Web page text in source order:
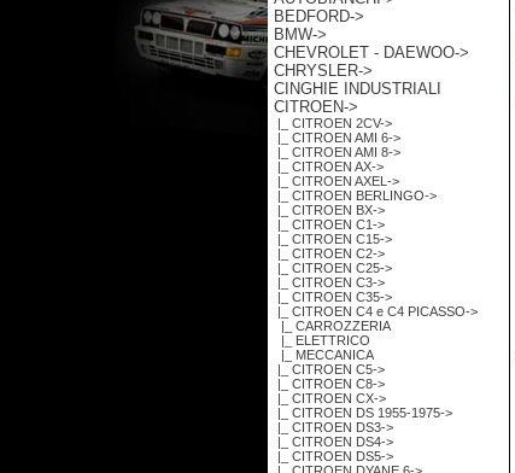
BEDFORD->
BMW->
CHEVROLET - DAEWOO->
CHRYSLER->
CINGHIE INDUSTRIALI
CITROEN->
|_ CITROEN 2CV->
|_ CITROEN AMI 6->
|_ CITROEN AMI 8->
|_ CITROEN AX->
|_ CITROEN AXEL->
|_ CITROEN BERLINGO->
|_ CITROEN BX->
|_ CITROEN C1->
|_ CITROEN C15->
|_ CITROEN C2->
|_ CITROEN C25->
|_ CITROEN C3->
|_ CITROEN C35->
|_ CITROEN C4 e C4 PICASSO->
|_ CARROZZERIA
|_ ELETTRICO
|_ MECCANICA
|_ CITROEN C5->
|_ CITROEN C8->
|_ CITROEN CX->
|_ CITROEN DS 1955-1975->
|_ CITROEN DS3->
|_ CITROEN DS4->
|_ CITROEN DS5->